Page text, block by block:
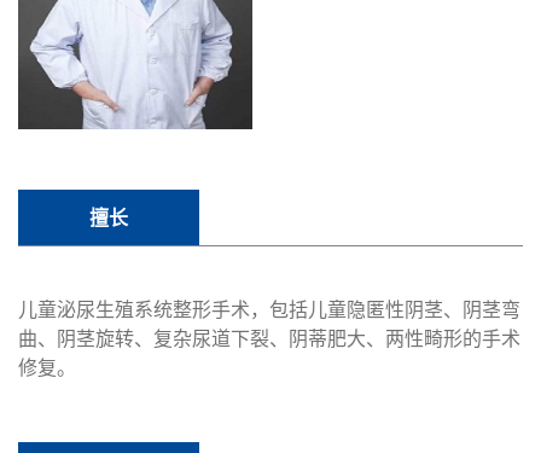
擅长
儿童泌尿生殖系统整形手术，包括儿童隐匿性阴茎、阴茎弯
曲、阴茎旋转、复杂尿道下裂、阴蒂肥大、两性畸形的手术
修复。